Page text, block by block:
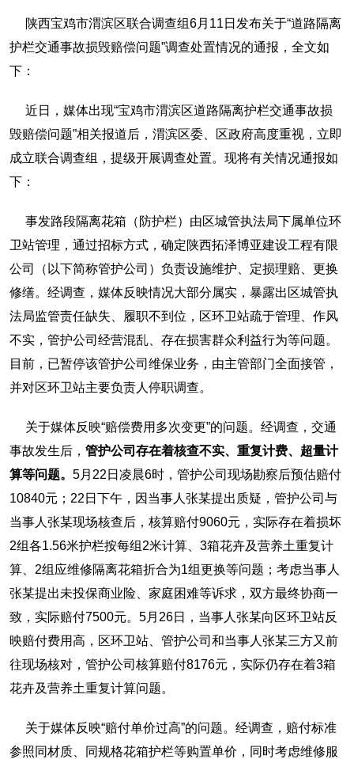
陕西宝鸡市渭滨区联合调查组6月11日发布关于“道路隔离
护栏交通事故损毁赔偿问题”调查处置情况的通报，全文如
下：
近日，媒体出现“宝鸡市渭滨区道路隔离护栏交通事故损
毁赔偿问题”相关报道后，渭滨区委、区政府高度重视，立即
成立联合调查组，提级开展调查处置。现将有关情况通报如
下：
事发路段隔离花箱（防护栏）由区城管执法局下属单位环
卫站管理，通过招标方式，确定陕西拓泽博亚建设工程有限
公司（以下简称管护公司）负责设施维护、定损理赔、更换
修缮。经调查，媒体反映情况大部分属实，暴露出区城管执
法局监管责任缺失、履职不到位，区环卫站疏于管理、作风
不实，管护公司经营混乱、存在损害群众利益行为等问题。
目前，已暂停该管护公司维保业务，由主管部门全面接管，
并对区环卫站主要负责人停职调查。
关于媒体反映“赔偿费用多次变更”的问题。经调查，交通
事故发生后， 管护公司存在着核查不实、重复计费、超量计
算等问题。 5月22日凌晨6时，管护公司现场勘察后预估赔付
10840元；22日下午，因当事人张某提出质疑，管护公司与
当事人张某现场核查后，核算赔付9060元，实际存在着损坏
2组各1.56米护栏按每组2米计算、3箱花卉及营养土重复计
算、2组应维修隔离花箱折合为1组更换等问题；考虑当事人
张某提出未投保商业险、家庭困难等诉求，双方最终协商一
致，实际赔付7500元。5月26日，当事人张某向区环卫站反
映赔付费用高，区环卫站、管护公司和当事人张某三方又前
往现场核对，管护公司核算赔付8176元，实际仍存在着3箱
花卉及营养土重复计算问题。
关于媒体反映“赔付单价过高”的问题。经调查，赔付标准
参照同材质、同规格花箱护栏等购置单价，同时考虑维修服